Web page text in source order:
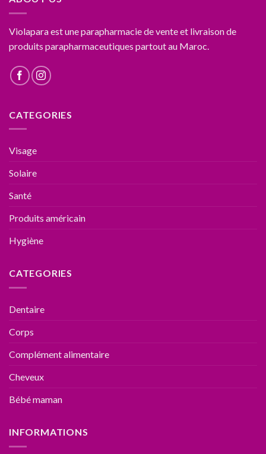
Violapara est une parapharmacie de vente et livraison de
produits parapharmaceutiques partout au Maroc.
CATEGORIES
Visage
Solaire
Santé
Produits américain
Hygiène
CATEGORIES
Dentaire
Corps
Complément alimentaire
Cheveux
Bébé maman
INFORMATIONS